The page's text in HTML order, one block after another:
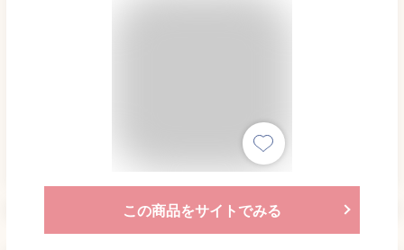
この商品をサイトでみる